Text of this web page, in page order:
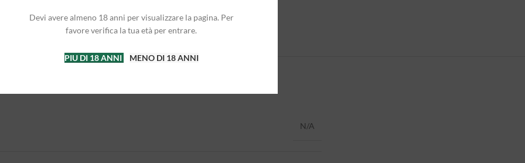
Devi avere almeno 18 anni per visualizzare la pagina. Per
favore verifica la tua età per entrare.
PIU DI 18 ANNI MENO DI 18 ANNI
N/A